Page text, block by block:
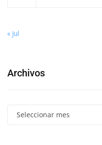
« Jul
Archivos
Seleccionar mes